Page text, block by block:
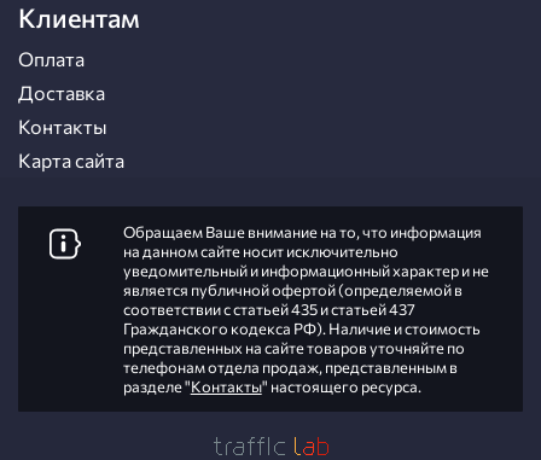
Клиентам
Оплата
Доставка
Контакты
Карта сайта
Обращаем Ваше внимание на то, что информация
на данном сайте носит исключительно
уведомительный и информационный характер и не
является публичной офертой (определяемой в
соответствии с статьей 435 и статьей 437
Гражданского кодекса РФ). Наличие и стоимость
представленных на сайте товаров уточняйте по
телефонам отдела продаж, представленным в
разделе "Контакты" настоящего ресурса.